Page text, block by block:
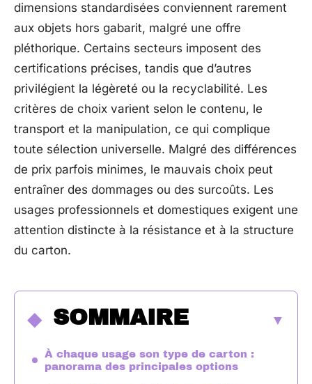
dimensions standardisées conviennent rarement
aux objets hors gabarit, malgré une offre
pléthorique. Certains secteurs imposent des
certifications précises, tandis que d’autres
privilégient la légèreté ou la recyclabilité. Les
critères de choix varient selon le contenu, le
transport et la manipulation, ce qui complique
toute sélection universelle. Malgré des différences
de prix parfois minimes, le mauvais choix peut
entraîner des dommages ou des surcoûts. Les
usages professionnels et domestiques exigent une
attention distincte à la résistance et à la structure
du carton.
SOMMAIRE
À chaque usage son type de carton :
panorama des principales options